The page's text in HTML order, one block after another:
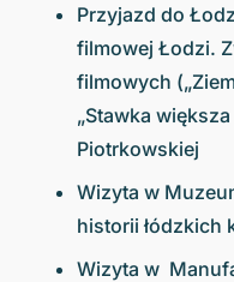
Przyjazd do
filmowej Łodzi.
filmowych
„Stawka
Piotrkowskiej
Wizyta w
historii łódzkich
Wizyta w